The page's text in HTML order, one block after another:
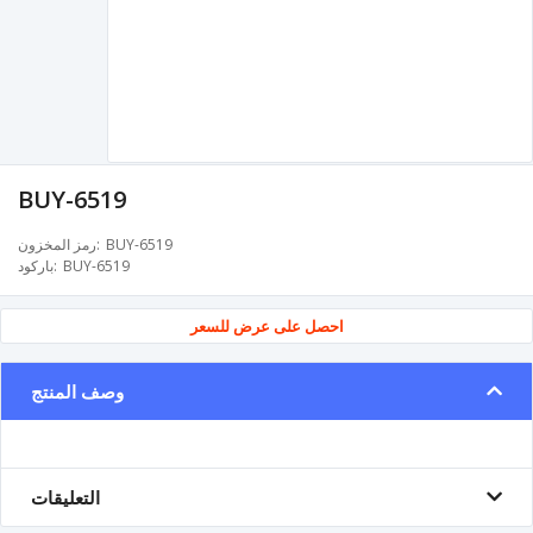
BUY-6519
رمز المخزون BUY-6519
باركود BUY-6519
احصل على عرض للسعر
وصف المنتج
التعليقات